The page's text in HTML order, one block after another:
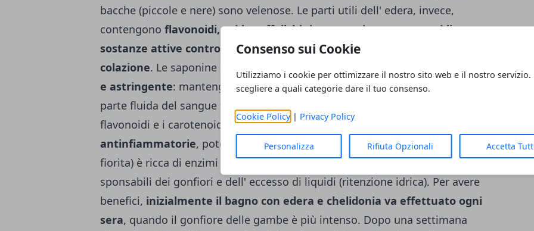
Consenso sui Cookie
Utilizziamo i cookie per ottimizzare il nostro sito web e il nostro servizio.
scegliere a quali categorie dare il tuo consenso.
Cookie Policy| Privacy Policy
Personalizza Rifiuta Opzionali Accetta
bacche (piccole e nere) sono velenose. Le parti utili dell' edera, invece,
contengono flavonoidi, acido caffeilchinico, saponine e carotenoidi: tutte
sostanze attive contro il gonfiore delle gambe e i disturbi della cir­
colazione. Le saponine in particolare svolgono un'
e astringente: mantengono elastici i vasi sanguigni e impediscono che la
parte fluida del sangue fuoriesca dalle pareti, deposi­tandosi nei tessuti. I
flavonoidi e i carotenoidi presenti nell' edera, che hanno
antinfiammatorie, potenziano questo effetto. La CHELIDONIA(pianta
fiorita) è ric­ca di enzimi che combattono la ritenzione di tossine, re­
sponsabili dei gonfiori e del­l' eccesso di liquidi (ritenzione idrica). Per avere
benefici, inizial­mente il bagno con edera e chelidonia va effet­tuato ogni
sera, quando il gonfiore delle gambe è più intenso. Dopo una settimana